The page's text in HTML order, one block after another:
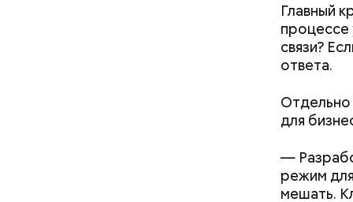
Главный
процессе
связи?
ответа.
Отдельно
для
—
режим
мешать.